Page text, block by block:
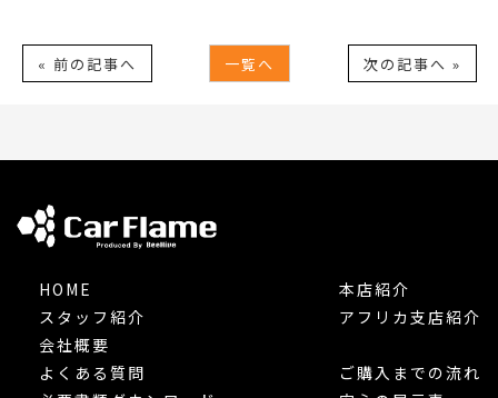
« 前の記事へ 一覧へ 次の記事へ »
HOME
スタッフ紹介
会社概要
本店紹介
アフリカ支店紹介
よくある質問
ご購入までの流れ